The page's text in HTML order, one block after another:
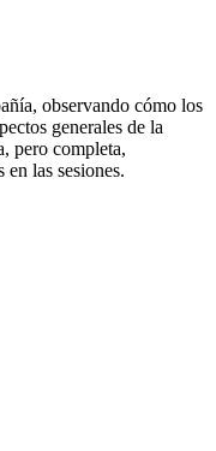
observando cómo los
generales de la
pero completa,
las sesiones.